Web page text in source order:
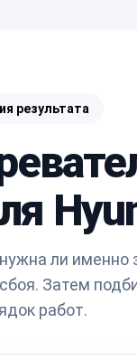
результата
ли именно
Затем
работ.